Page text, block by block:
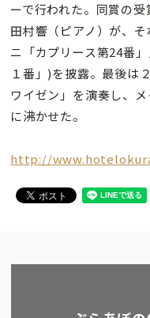
ーで行われた。同賞の
田村響（ピアノ）が、
ニ「カプリース第24番
１番」)を披露。最後は
ワイゼン」を演奏し、
に沸かせた。
http://